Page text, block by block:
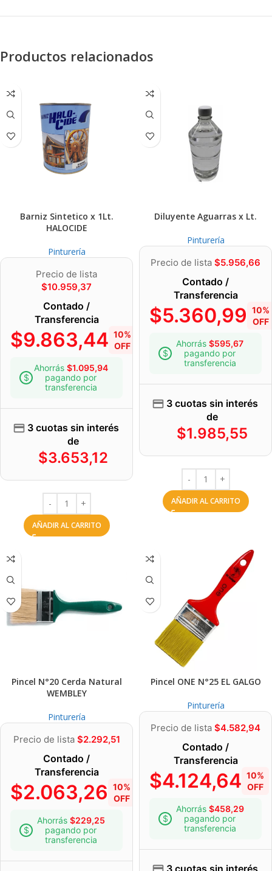
Productos relacionados
Barniz Sintetico x 1Lt.
HALOCIDE
Pinturería
Precio de lista
$10.959,37
Contado /
Transferencia
$9.863,44 10%
OFF
Ahorrás $1.095,94
pagando por
transferencia
3 cuotas sin interés
de
$3.653,12
AÑADIR AL CARRITO
Diluyente Aguarras x Lt.
Pinturería
Precio de lista $5.956,66
Contado /
Transferencia
$5.360,99 10%
OFF
Ahorrás $595,67
pagando por
transferencia
3 cuotas sin interés
de
$1.985,55
AÑADIR AL CARRITO
Pincel N°20 Cerda Natural
WEMBLEY
Pinturería
Precio de lista $2.292,51
Contado /
Transferencia
$2.063,26 10%
OFF
Ahorrás $229,25
pagando por
transferencia
Pincel ONE N°25 EL GALGO
Pinturería
Precio de lista $4.582,94
Contado /
Transferencia
$4.124,64 10%
OFF
Ahorrás $458,29
pagando por
transferencia
3 cuotas sin interés